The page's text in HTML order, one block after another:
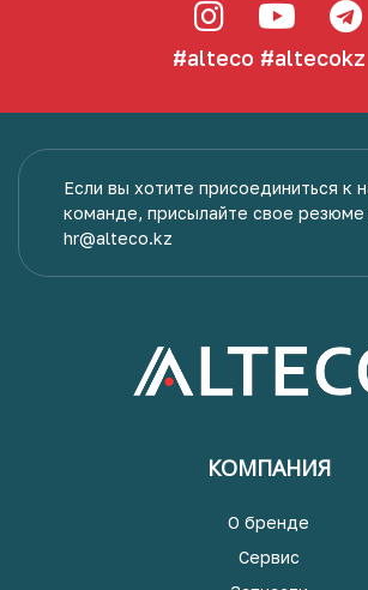
#alteco #altecokz
Если вы хотите присоединиться к
команде, присылайте свое резюме
hr@alteco.kz
КОМПАНИЯ
О бренде
Сервис